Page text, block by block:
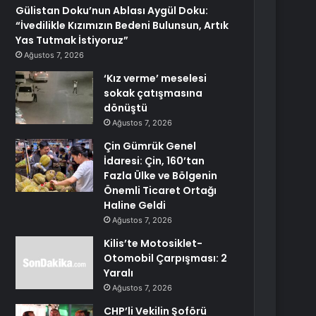
Gülistan Doku’nun Ablası Aygül Doku:
“İvedilikle Kızımızın Bedeni Bulunsun, Artık
Yas Tutmak İstiyoruz”
Ağustos 7, 2026
‘Kız verme’ meselesi
sokak çatışmasına
dönüştü
Ağustos 7, 2026
Çin Gümrük Genel
İdaresi: Çin, 160’tan
Fazla Ülke ve Bölgenin
Önemli Ticaret Ortağı
Haline Geldi
Ağustos 7, 2026
Kilis’te Motosiklet-
Otomobil Çarpışması: 2
Yaralı
Ağustos 7, 2026
CHP’li Vekilin Şoförü